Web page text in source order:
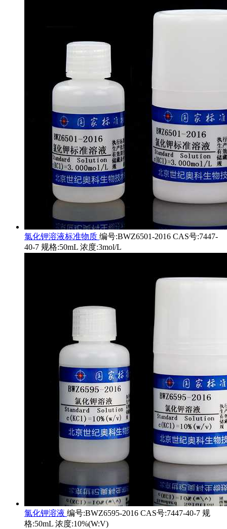
氯化钾溶液标准物质 编号:BWZ6501-2016 CAS号:7447-
40-7 规格:50mL 浓度:3mol/L
氯化钾溶液 编号:BWZ6595-2016 CAS号:7447-40-7 规
格:50mL 浓度:10%(W:V)